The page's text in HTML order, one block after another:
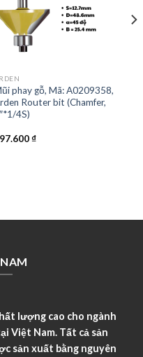
phay gỗ, Mã: A0209358,
Router bit (Chamfer,
4S)
₫
lượng cao cho ngành
Việt Nam. Tất cả sản
sản xuất bằng nguyên